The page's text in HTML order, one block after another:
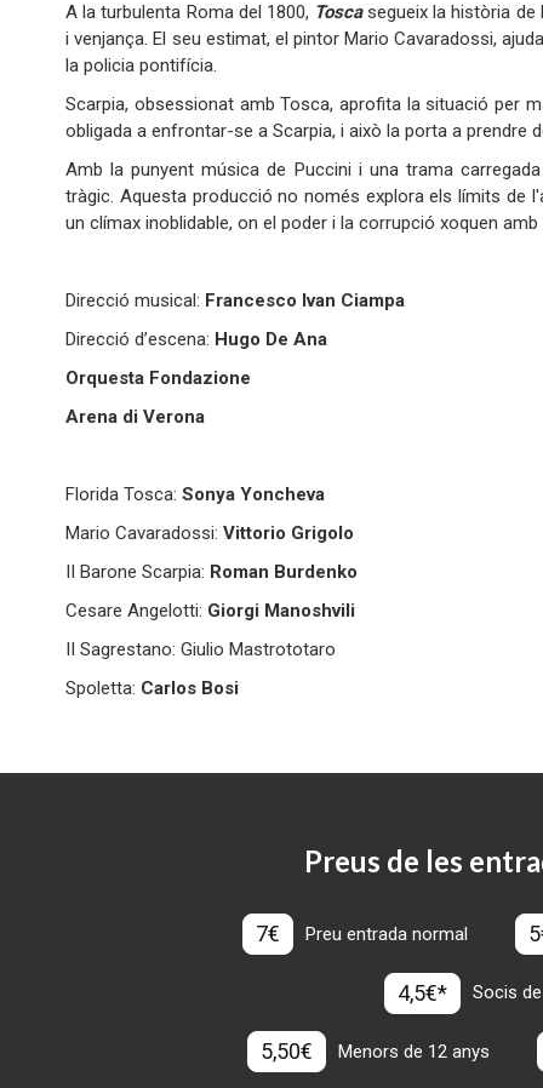
A la turbulenta Roma del 1800, Toscasegueix la història de
i venjança. El seu estimat, el pintor Mario Cavaradossi,
la policia pontifícia.
Scarpia, obsessionat amb Tosca, aprofita la situació per
obligada a enfrontar-se a Scarpia, i això la porta a prendre
Amb la punyent música de Puccini i una trama
tràgic. Aquesta producció no només explora els límits de
un clímax inoblidable, on el poder i la corrupció xoquen
Direcció musical: Francesco Ivan Ciampa
Direcció d’escena: Hugo De Ana
Orquesta Fondazione
Arena di Verona
Florida Tosca:Sonya Yoncheva
Mario Cavaradossi:Vittorio Grigolo
II Barone Scarpia: Roman Burdenko
Cesare Angelotti: Giorgi Manoshvili
II Sagrestano: Giulio Mastrototaro
Spoletta: Carlos Bosi
Preus de les
7€ Preu entrada normal
4,5€* Socis
5,50€ Menors de 12 anys